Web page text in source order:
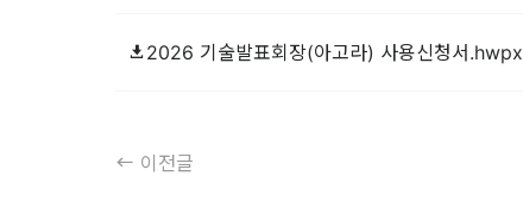
2026 기술발표회장(아고라) 사용신청서.hwpx
이전글